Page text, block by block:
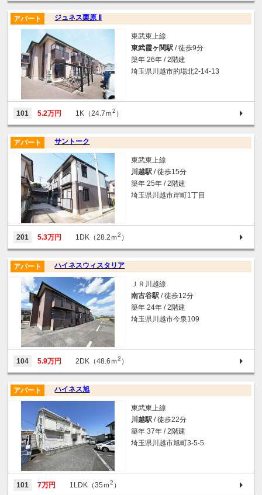
ジュネス栗原 Ⅱ
アパート
東武東上線
東武霞ヶ関駅 / 徒歩9分
築年 26年 / 2階建
埼玉県川越市的場北2-14-13
101 5.2万円 1K（24.7ｍ2 ）
サントーク
アパート
東武東上線
川越駅 / 徒歩15分
築年 25年 / 2階建
埼玉県川越市岸町1丁目
201 5.3万円 1DK（28.2ｍ2 ）
ハイネスウィスタリア
アパート
ＪＲ川越線
南古谷駅 / 徒歩12分
築年 24年 / 2階建
埼玉県川越市今泉109
104 5.9万円 2DK（48.6ｍ2 ）
ハイネス旭
アパート
東武東上線
川越駅 / 徒歩22分
築年 37年 / 2階建
埼玉県川越市旭町3-5-5
101 7万円 1LDK（35ｍ2 ）